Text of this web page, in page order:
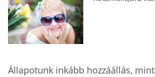
Állapotunk inkább hozzáállás,